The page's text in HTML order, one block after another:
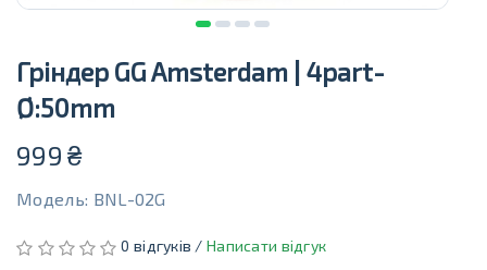
Гріндер GG Amsterdam | 4part-
Ø:50mm
999 ₴
Модель: BNL-02G
0 відгуків /Написати відгук